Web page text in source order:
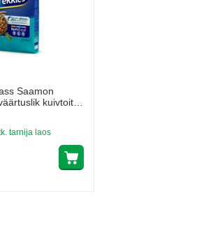
Saamon
kuivtoit
teraviljaga.
tarnija laos